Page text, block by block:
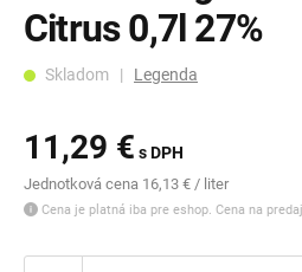
Citrus 0,7l 27%
Skladom | Legenda
11,29 € s DPH
Jednotková cena 16,13 € / liter
Cena je platná iba pre eshop. Cena na